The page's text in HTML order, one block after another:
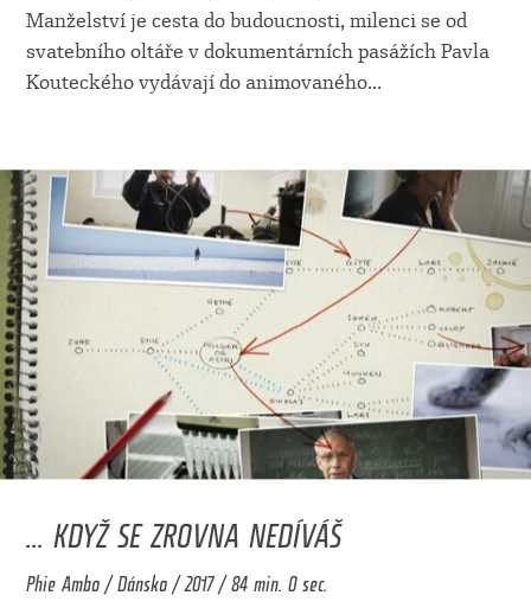
Manželství je cesta do budoucnosti, milenci se od
svatebního oltáře v dokumentárních pasážích Pavla
Kouteckého vydávají do animovaného...
... KDYŽ SE ZROVNA NEDÍVÁŠ
Phie Ambo / Dánsko / 2017 / 84 min. 0 sec.